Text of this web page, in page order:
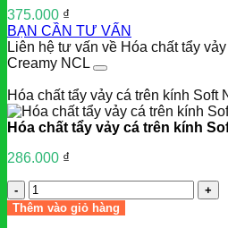
375.000 ₫
BẠN CẦN TƯ VẤN
Liên hệ tư vấn về Hóa chất tẩy
Creamy NCL
Hóa chất tẩy vảy cá trên kính Soft
Hóa chất tẩy vảy cá trên kính
286.000 ₫
Số
lượng
Thêm vào giỏ hàng